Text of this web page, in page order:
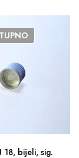
18, bijeli, sig.